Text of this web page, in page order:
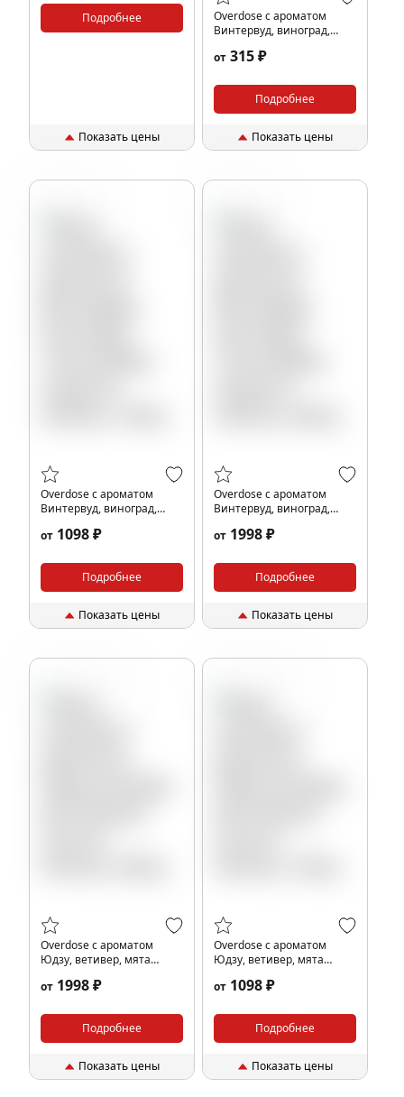
Подробнее
Показать цены
Overdose с ароматом
Винтервуд, виноград,
Parfum), 25гр.
от 315 ₽
Подробнее
Показать цены
Overdose с ароматом
Винтервуд, виноград,
Parfum), 100гр.
от 1098 ₽
Подробнее
Показать цены
Overdose с ароматом
Винтервуд, виноград,
Parfum), 200гр.
от 1998 ₽
Подробнее
Показать цены
Overdose с ароматом
Юдзу, ветивер, мята
200гр.
от 1998 ₽
Подробнее
Показать цены
Overdose с ароматом
Юдзу, ветивер, мята
100гр.
от 1098 ₽
Подробнее
Показать цены